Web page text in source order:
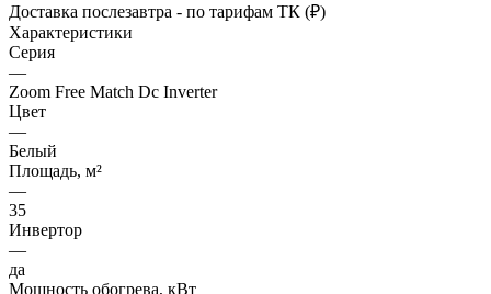
Доставка послезавтра - по тарифам ТК (₽)
Характеристики
Серия
—
Zoom Free Match Dc Inverter
Цвет
—
Белый
Площадь, м²
—
35
Инвертор
—
да
Мощность обогрева, кВт